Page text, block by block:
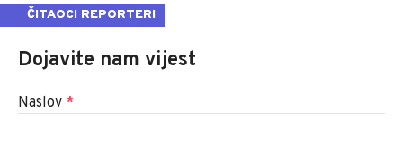
ČITAOCI REPORTERI
Dojavite nam vijest
Naslov *